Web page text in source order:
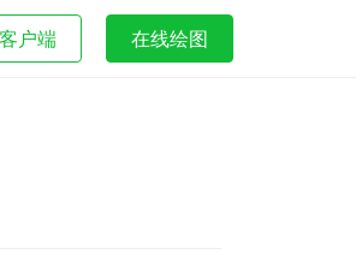
户端 在线绘图